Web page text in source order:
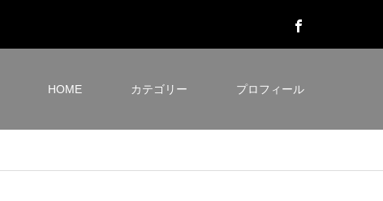
HOME カテゴリー プロフィール